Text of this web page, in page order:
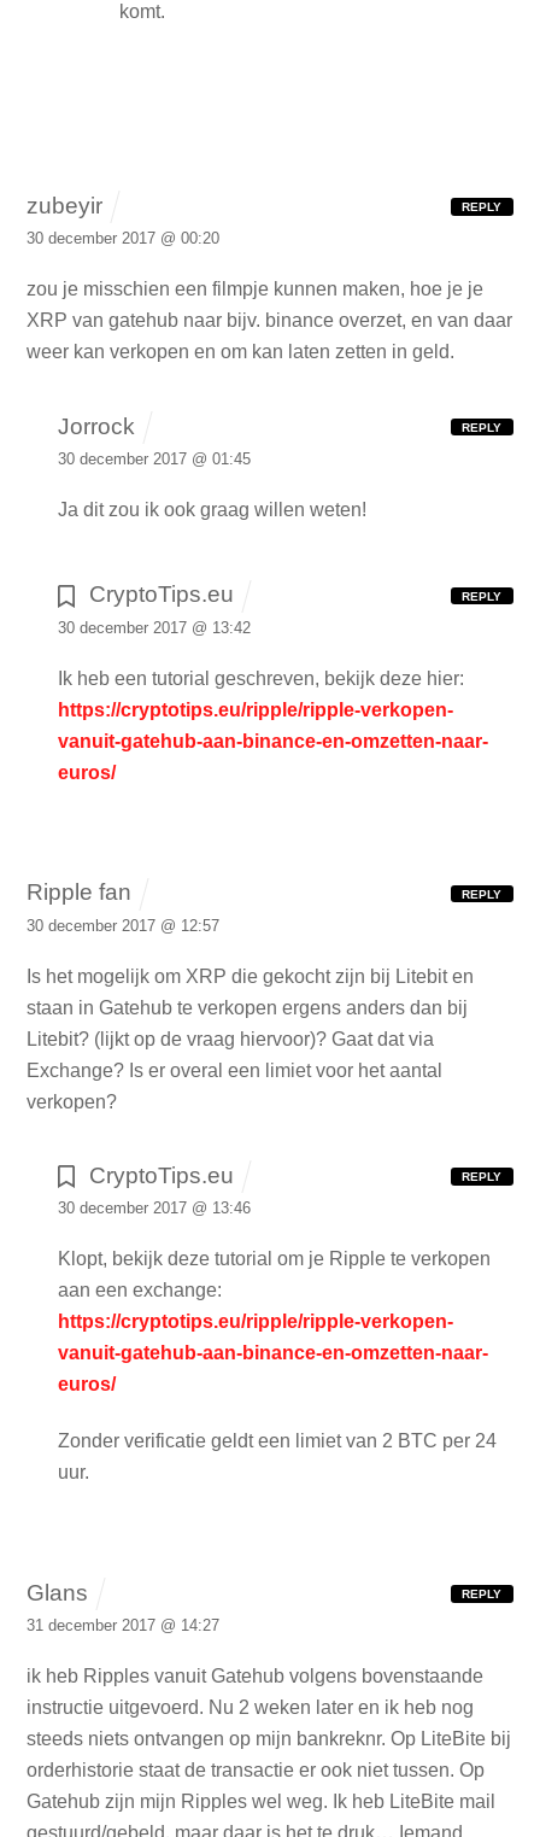
komt.
zubeyir
30 december 2017 @ 00:20
zou je misschien een filmpje kunnen maken, hoe je je
XRP van gatehub naar bijv. binance overzet, en van daar
weer kan verkopen en om kan laten zetten in geld.
REPLY
Jorrock
30 december 2017 @ 01:45
Ja dit zou ik ook graag willen weten!
REPLY
CryptoTips.eu
30 december 2017 @ 13:42
Ik heb een tutorial geschreven, bekijk deze hier:
https://cryptotips.eu/ripple/ripple-verkopen-
vanuit-gatehub-aan-binance-en-omzetten-naar-
euros/
REPLY
Ripple fan
30 december 2017 @ 12:57
Is het mogelijk om XRP die gekocht zijn bij Litebit en
staan in Gatehub te verkopen ergens anders dan bij
Litebit? (lijkt op de vraag hiervoor)? Gaat dat via
Exchange? Is er overal een limiet voor het aantal
verkopen?
REPLY
CryptoTips.eu
30 december 2017 @ 13:46
Klopt, bekijk deze tutorial om je Ripple te verkopen
aan een exchange:
https://cryptotips.eu/ripple/ripple-verkopen-
vanuit-gatehub-aan-binance-en-omzetten-naar-
euros/
Zonder verificatie geldt een limiet van 2 BTC per 24
uur.
REPLY
Glans
31 december 2017 @ 14:27
ik heb Ripples vanuit Gatehub volgens bovenstaande
instructie uitgevoerd. Nu 2 weken later en ik heb nog
steeds niets ontvangen op mijn bankreknr. Op LiteBite bij
orderhistorie staat de transactie er ook niet tussen. Op
Gatehub zijn mijn Ripples wel weg. Ik heb LiteBite mail
gestuurd/gebeld, maar daar is het te druk… Iemand
REPLY